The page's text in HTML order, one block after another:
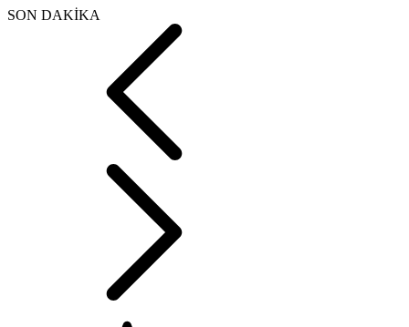
SON DAKİKA